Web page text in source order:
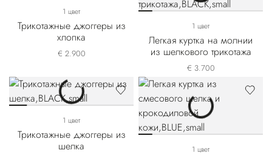
1 цвет
Трикотажные джоггеры из
хлопка
€ 2.900
1 цвет
Легкая куртка на молнии
из шелкового трикотажа
€ 3.700
1 цвет
Трикотажные джоггеры из
шелка
1 цвет